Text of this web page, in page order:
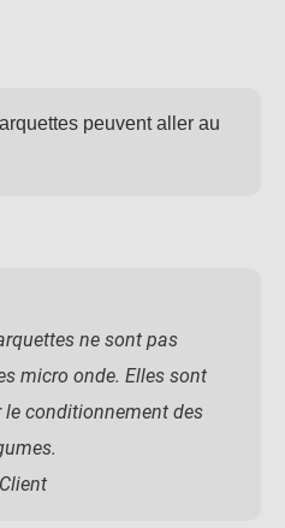
peuvent aller au
ne sont pas
micro onde. Elles sont
le conditionnement des